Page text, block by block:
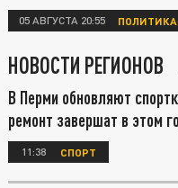
05 АВГУСТА 20:55 ПОЛИТИКА
НОВОСТИ РЕГИОНОВ
В Перми обновляют
ремонт завершат в этом
11:38 СПОРТ